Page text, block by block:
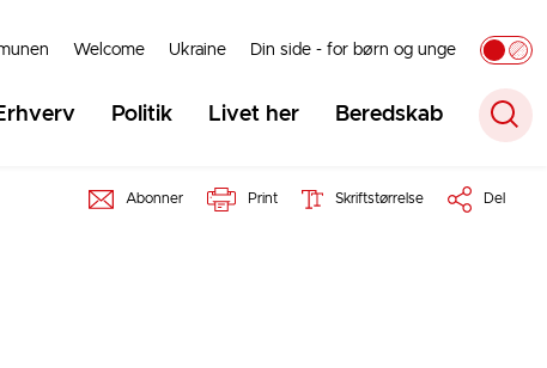
Welcome Ukraine Din side - for børn og unge
Politik Livet her Beredskab
Abonner Print Skriftstørrelse Del